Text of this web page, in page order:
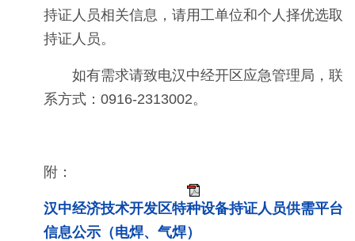
持证人员相关信息，请用工单位和个人择优选取
持证人员。
如有需求请致电汉中经开区应急管理局，联
系方式：0916-2313002。
附：
汉中经济技术开发区特种设备持证人员供需平台
信息公示（电焊、气焊）